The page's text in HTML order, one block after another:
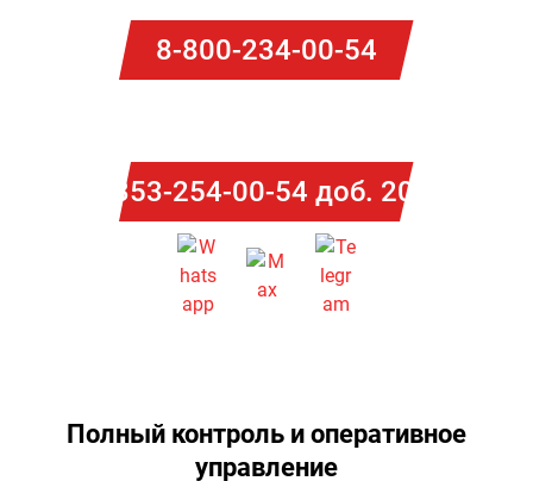
8-800-234-00-54
8-353-254-00-54 доб. 2014
Полный контроль и оперативное
управление